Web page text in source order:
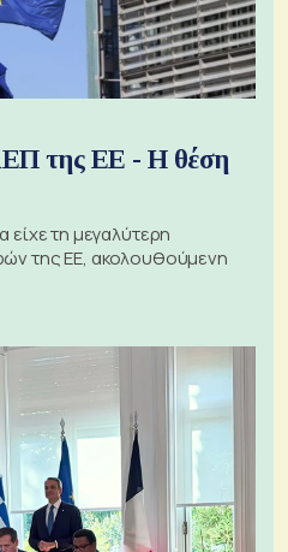
της ΕΕ - Η θέση
τη μεγαλύτερη
της ΕΕ, ακολουθούμενη